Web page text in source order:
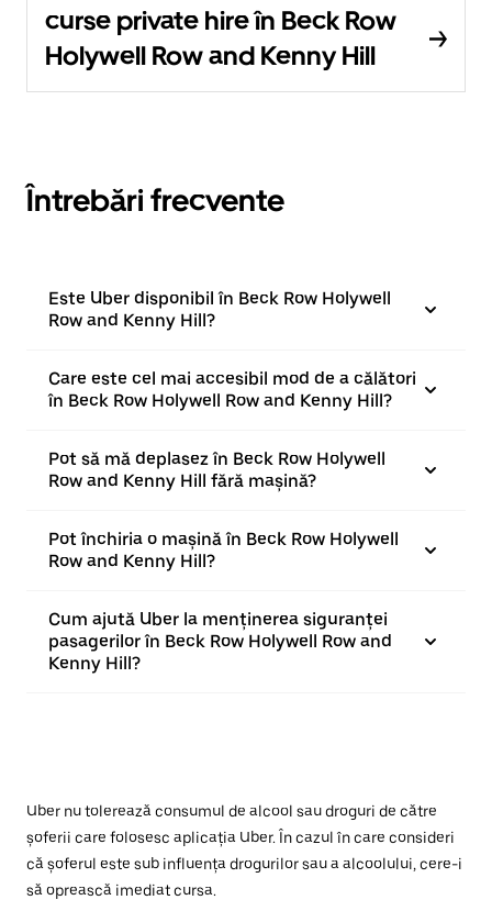
curse private hire în Beck Row
Holywell Row and Kenny Hill
Întrebări frecvente
Este Uber disponibil în Beck Row Holywell
Row and Kenny Hill?
Care este cel mai accesibil mod de a călători
în Beck Row Holywell Row and Kenny Hill?
Pot să mă deplasez în Beck Row Holywell
Row and Kenny Hill fără mașină?
Pot închiria o mașină în Beck Row Holywell
Row and Kenny Hill?
Cum ajută Uber la menținerea siguranței
pasagerilor în Beck Row Holywell Row and
Kenny Hill?
Uber nu tolerează consumul de alcool sau droguri de către
șoferii care folosesc aplicația Uber. În cazul în care consideri
că șoferul este sub influența drogurilor sau a alcoolului, cere-i
să oprească imediat cursa.